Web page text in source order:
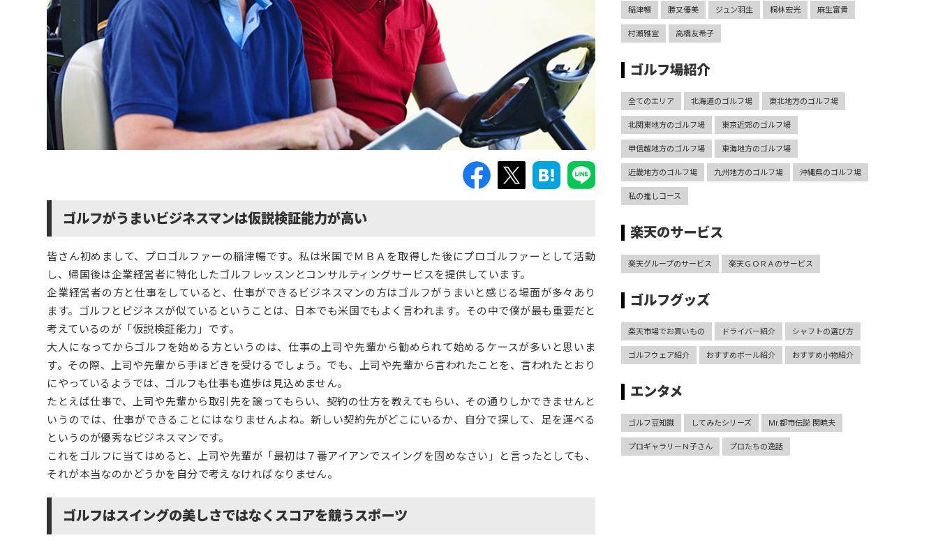
ゴルフがうまいビジネスマンは仮説検証能力が高い
皆さん初めまして、プロゴルファーの稲津暢です。私は米国でＭＢＡを取得した後にプロゴルファーとして活動
し、帰国後は企業経営者に特化したゴルフレッスンとコンサルティングサービスを提供しています。
企業経営者の方と仕事をしていると、仕事ができるビジネスマンの方はゴルフがうまいと感じる場面が多々あり
ます。ゴルフとビジネスが似ているということは、日本でも米国でもよく言われます。その中で僕が最も重要だと
考えているのが「仮説検証能力」です。
大人になってからゴルフを始める方というのは、仕事の上司や先輩から勧められて始めるケースが多いと思いま
す。その際、上司や先輩から手ほどきを受けるでしょう。でも、上司や先輩から言われたことを、言われたとおり
にやっているようでは、ゴルフも仕事も進歩は見込めません。
たとえば仕事で、上司や先輩から取引先を譲ってもらい、契約の仕方を教えてもらい、その通りしかできませんと
いうのでは、仕事ができることにはなりませんよね。新しい契約先がどこにいるか、自分で探して、足を運べる
というのが優秀なビジネスマンです。
これをゴルフに当てはめると、上司や先輩が「最初は７番アイアンでスイングを固めなさい」と言ったとしても、
それが本当なのかどうかを自分で考えなければなりません。
ゴルフはスイングの美しさではなくスコアを競うスポーツ
稲津暢 勝又優美 ジュン羽生 桐林宏光 麻生富貴
村瀬雅宣 高橋友希子
ゴルフ場紹介
全てのエリア 北海道のゴルフ場 東北地方のゴルフ場
北関東地方のゴルフ場 東京近郊のゴルフ場
甲信越地方のゴルフ場 東海地方のゴルフ場
近畿地方のゴルフ場 九州地方のゴルフ場 沖縄県のゴルフ場
私の推しコース
楽天のサービス
楽天グループのサービス 楽天ＧＯＲＡのサービス
ゴルフグッズ
楽天市場でお買いもの ドライバー紹介 シャフトの選び方
ゴルフウェア紹介 おすすめボール紹介 おすすめ小物紹介
エンタメ
ゴルフ豆知識 してみたシリーズ Mr.都市伝説 関暁夫
プロギャラリーＮ子さん プロたちの逸話